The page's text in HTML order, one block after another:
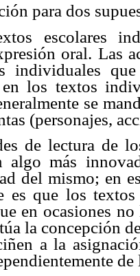
para dos
escolares
oral. Las
individuales
en los textos
se
(personajes,
de lectura de
algo más
del mismo; en
es que los
en ocasiones
la concepción
a la